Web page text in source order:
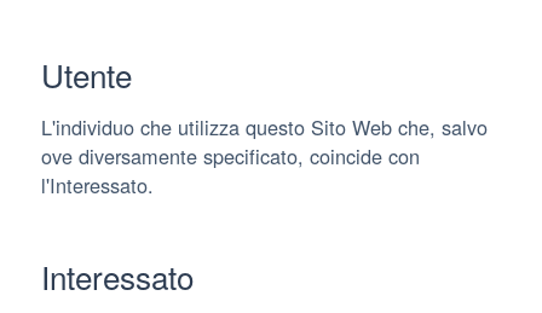
Utente
L'individuo che utilizza questo Sito Web che, salvo
ove diversamente specificato, coincide con
l'Interessato.
Interessato